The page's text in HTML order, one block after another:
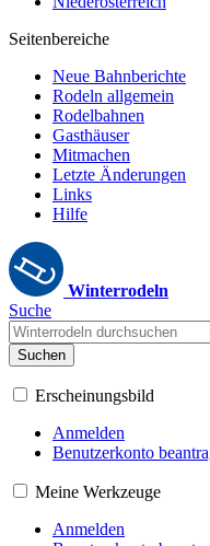
Seitenbereiche
Neue Bahnberichte
Rodeln allgemein
Rodelbahnen
Gasthäuser
Mitmachen
Letzte Änderungen
Links
Hilfe
Winterrodeln
Suche
Suchen
Erscheinungsbild
Anmelden
Benutzerkonto
Meine Werkzeuge
Anmelden